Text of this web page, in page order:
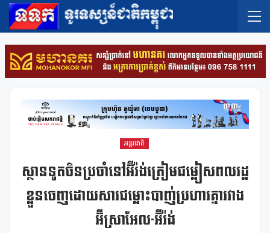
អន្តរជាតិ
ស្ថានទូតចិនប្រចាំនៅអ៊ីរ៉ង់ត្រៀមជម្លៀសពលរដ្ឋ
ខ្លួនចេញដោយសារជម្លោះបាញ់ប្រហារគ្នារវាង
អ៊ីស្រាអែល-អ៊ីរ៉ង់